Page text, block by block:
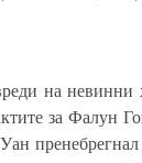
на невинни
за Фалун